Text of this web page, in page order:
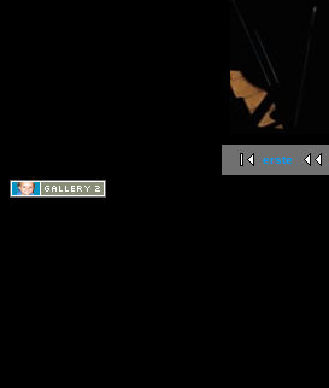
erste